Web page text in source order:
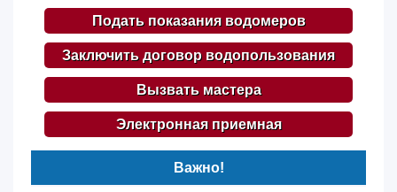
Подать показания водомеров
Заключить договор водопользования
Вызвать мастера
Электронная приемная
Важно!